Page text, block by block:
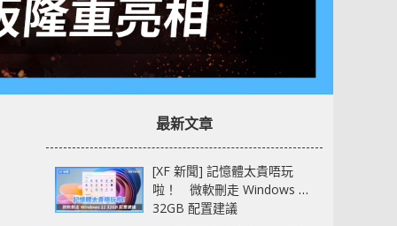
最新文章
[XF 新聞] 記憶體太貴唔玩
啦！ 微軟刪走 Windows 11
32GB 配置建議